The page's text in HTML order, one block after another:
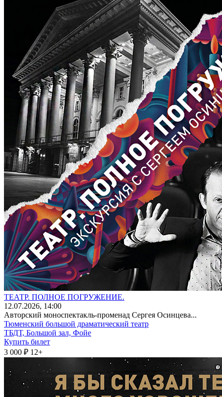
ТЕАТР. ПОЛНОЕ ПОГРУЖЕНИЕ.
12.07.2026, 14:00
Авторский моноспектакль-променад Сергея Осинцева...
Тюменский большой драматический театр
ТБДТ, Большой зал, Фойе
Купить билет
3 000 ₽ 12+